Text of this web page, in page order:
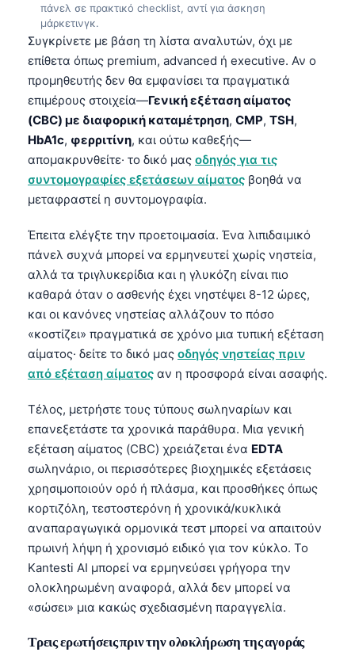
πάνελ σε πρακτικό checklist, αντί για άσκηση
μάρκετινγκ.
Συγκρίνετε με βάση τη λίστα αναλυτών, όχι με
επίθετα όπως premium, advanced ή executive. Αν ο
προμηθευτής δεν θα εμφανίσει τα πραγματικά
επιμέρους στοιχεία—Γενική εξέταση αίματος
(CBC) με διαφορική καταμέτρηση, CMP, TSH,
HbA1c, φερριτίνη, και ούτω καθεξής—
απομακρυνθείτε· το δικό μας οδηγός για τις
συντομογραφίες εξετάσεων αίματος βοηθά να
μεταφραστεί η συντομογραφία.
Έπειτα ελέγξτε την προετοιμασία. Ένα λιπιδαιμικό
πάνελ συχνά μπορεί να ερμηνευτεί χωρίς νηστεία,
αλλά τα τριγλυκερίδια και η γλυκόζη είναι πιο
καθαρά όταν ο ασθενής έχει νηστέψει 8-12 ώρες,
και οι κανόνες νηστείας αλλάζουν το πόσο
«κοστίζει» πραγματικά σε χρόνο μια τυπική εξέταση
αίματος· δείτε το δικό μας οδηγός νηστείας πριν
από εξέταση αίματος αν η προσφορά είναι ασαφής.
Τέλος, μετρήστε τους τύπους σωληναρίων και
επανεξετάστε τα χρονικά παράθυρα. Μια γενική
εξέταση αίματος (CBC) χρειάζεται ένα EDTA
σωληνάριο, οι περισσότερες βιοχημικές εξετάσεις
χρησιμοποιούν ορό ή πλάσμα, και προσθήκες όπως
κορτιζόλη, τεστοστερόνη ή χρονικά/κυκλικά
αναπαραγωγικά ορμονικά τεστ μπορεί να απαιτούν
πρωινή λήψη ή χρονισμό ειδικό για τον κύκλο. Το
Kantesti AI μπορεί να ερμηνεύσει γρήγορα την
ολοκληρωμένη αναφορά, αλλά δεν μπορεί να
«σώσει» μια κακώς σχεδιασμένη παραγγελία.
Τρεις ερωτήσεις πριν την ολοκλήρωση της αγοράς
Tiếng Việt
Tagalog
ไทย
ဗမာစာ
ភាសាខ្មែរ
Kiswahili
አማርኛ
Українська
O‘zbekcha
Català
Қазақ тілі
Suomi
Hrvatski
Slovenčina
كوردی‎
پښتو
සිංහල
অসমীয়া
Galego
Latviešu valoda
Македонски јазик
Euskara
Gàidhlig
Occitan